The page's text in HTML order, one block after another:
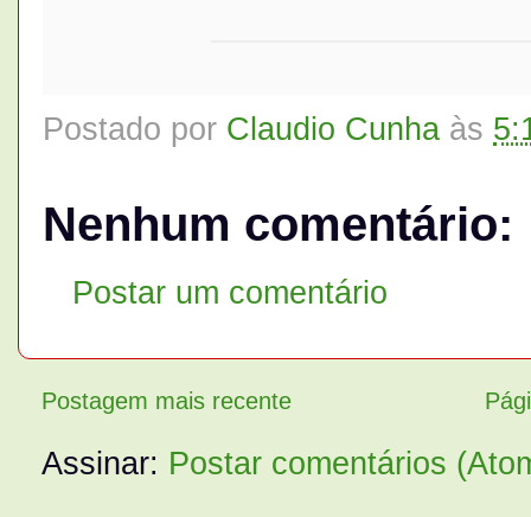
Postado por Claudio Cunha às
Nenhum comentário:
Postar um comentário
Postagem mais recente
Assinar: Postar comentários